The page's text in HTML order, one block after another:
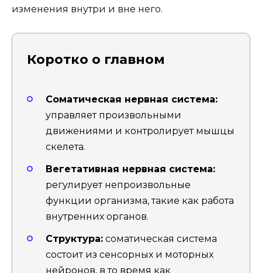
изменения внутри и вне него.
Коротко о главном
Соматическая нервная система:
управляет произвольными
движениями и контролирует мышцы
скелета.
Вегетативная нервная система:
регулирует непроизвольные
функции организма, такие как работа
внутренних органов.
Структура: соматическая система
состоит из сенсорных и моторных
нейронов, в то время как